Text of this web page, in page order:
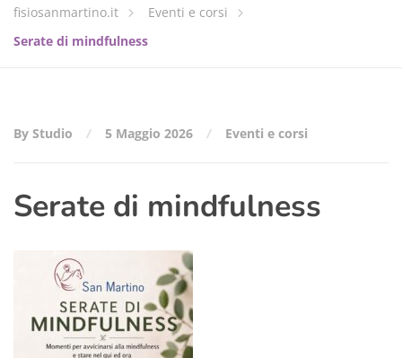
fisiosanmartino.it
Eventi e corsi
Serate di mindfulness
By Studio 5 Maggio 2026 Eventi e corsi
Serate di mindfulness